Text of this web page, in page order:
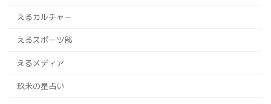
えるカルチャー
えるスポーツ部
えるメディア
玖未の星占い